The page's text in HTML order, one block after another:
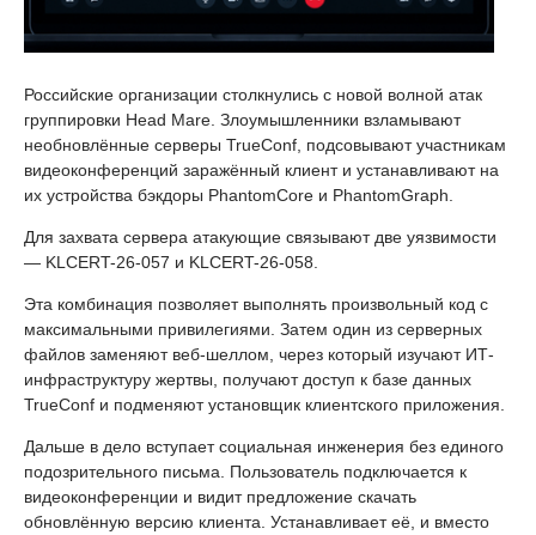
Российские организации столкнулись с новой волной атак
группировки Head Mare. Злоумышленники взламывают
необновлённые серверы TrueConf, подсовывают участникам
видеоконференций заражённый клиент и устанавливают на
их устройства бэкдоры PhantomCore и PhantomGraph.
Для захвата сервера атакующие связывают две уязвимости
— KLCERT-26-057 и KLCERT-26-058.
Эта комбинация позволяет выполнять произвольный код с
максимальными привилегиями. Затем один из серверных
файлов заменяют веб-шеллом, через который изучают ИТ-
инфраструктуру жертвы, получают доступ к базе данных
TrueConf и подменяют установщик клиентского приложения.
Дальше в дело вступает социальная инженерия без единого
подозрительного письма. Пользователь подключается к
видеоконференции и видит предложение скачать
обновлённую версию клиента. Устанавливает её, и вместо